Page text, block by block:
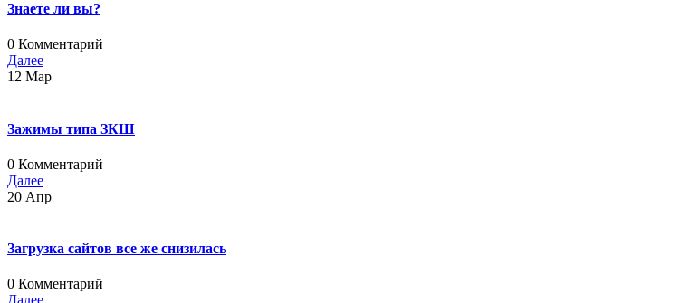
Знаете ли вы?
0 Комментарий
Далее
12 Мар
Зажимы типа ЗКШ
0 Комментарий
Далее
20 Апр
Загрузка сайтов все же снизилась
0 Комментарий